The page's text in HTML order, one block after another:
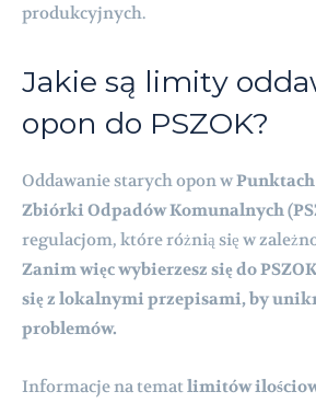
produkcyjnych.
Jakie są limity
opon do PSZOK?
Oddawanie starych opon w
Zbiórki Odpadów Komunalnych
regulacjom, które różnią się w
Zanim więc wybierzesz się do
się z lokalnymi przepisami, by
problemów.
Informacje na tematlimitów